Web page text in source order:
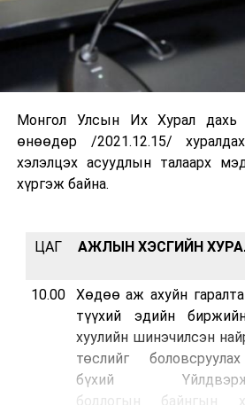
Монгол Улсын Их Хурал дахь
өнөөдөр /2021.12.15/
хэлэлцэх асуудлын талаарх
хүргэж байна.
ЦАГ АЖЛЫН ХЭСГИЙН
10.00
Хөдөө аж ахуйн
түүхий эдийн
хуулийн шинэчилсэн
төслийг
бүхий
бодлогын байнгын